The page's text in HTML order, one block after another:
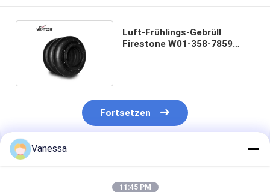
Luft-Frühlings-Gebrüll
Firestone W01-358-7859
Fortsetzen
Empfohlene Produkte
Vanessa
11:45 PM